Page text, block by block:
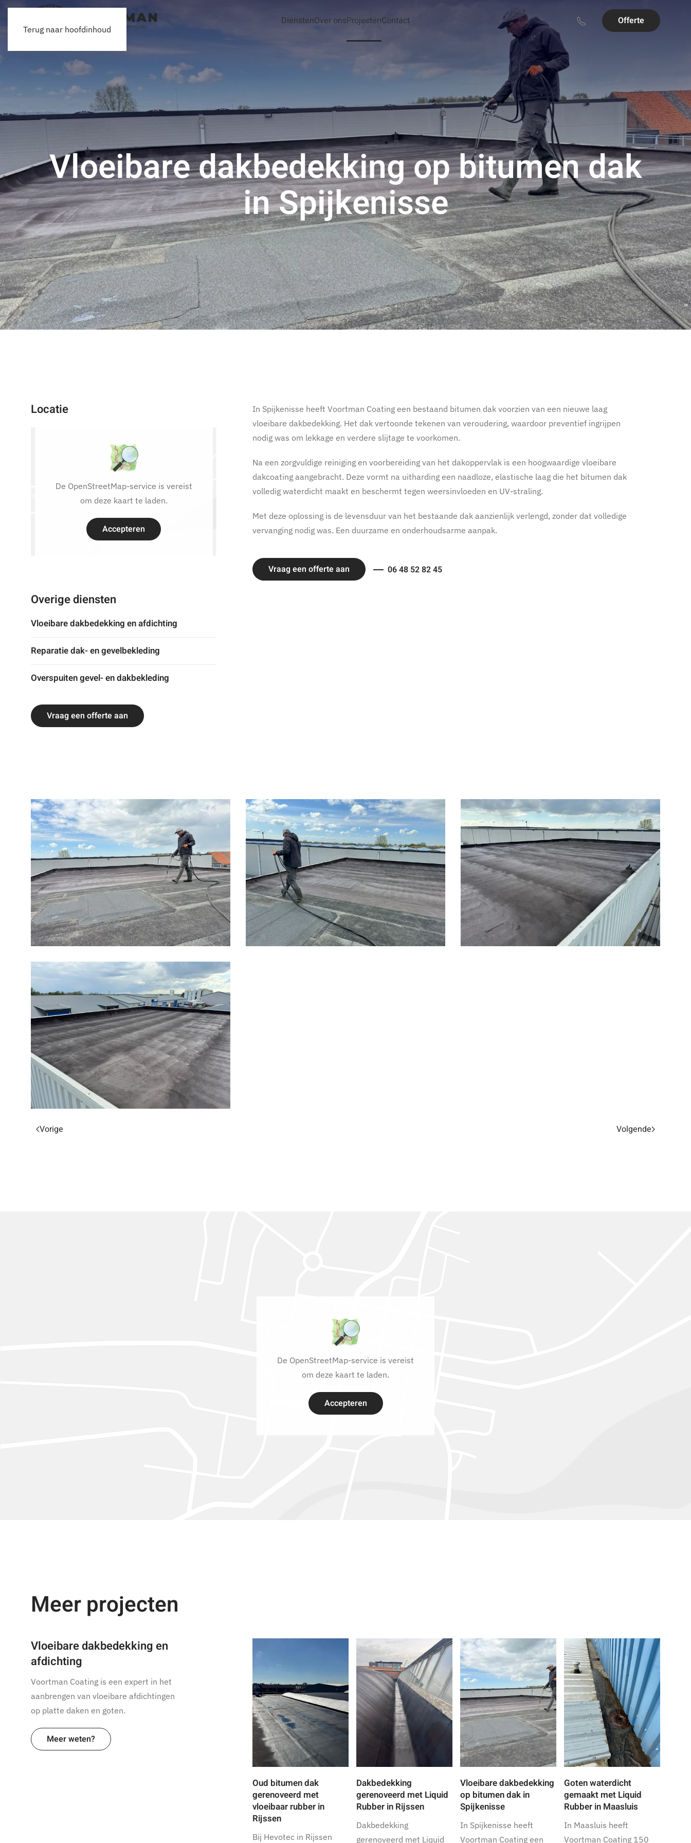
Terug naar hoofdinhoud
DienstenOver onsProjectenContact Offerte
Vloeibare dakbedekking op bitumen dak
in Spijkenisse
Locatie
De OpenStreetMap-service is vereist
om deze kaart te laden.
Accepteren
Overige diensten
Vloeibare dakbedekking en afdichting
Reparatie dak- en gevelbekleding
Overspuiten gevel- en dakbekleding
Vraag een offerte aan
In Spijkenisse heeft Voortman Coating een bestaand bitumen dak voorzien van een nieuwe laag
vloeibare dakbedekking. Het dak vertoonde tekenen van veroudering, waardoor preventief ingrijpen
nodig was om lekkage en verdere slijtage te voorkomen.
Na een zorgvuldige reiniging en voorbereiding van het dakoppervlak is een hoogwaardige vloeibare
dakcoating aangebracht. Deze vormt na uitharding een naadloze, elastische laag die het bitumen dak
volledig waterdicht maakt en beschermt tegen weersinvloeden en UV-straling.
Met deze oplossing is de levensduur van het bestaande dak aanzienlijk verlengd, zonder dat volledige
vervanging nodig was. Een duurzame en onderhoudsarme aanpak.
Vraag een offerte aan 06 48 52 82 45
Vorige Volgende
De OpenStreetMap-service is vereist
om deze kaart te laden.
Accepteren
Meer projecten
Vloeibare dakbedekking en
afdichting
Voortman Coating is een expert in het
aanbrengen van vloeibare afdichtingen
op platte daken en goten.
Meer weten?
Oud bitumen dak
gerenoveerd met
vloeibaar rubber in
Rijssen
Bij Hevotec in Rijssen
Dakbedekking
gerenoveerd met Liquid
Rubber in Rijssen
Dakbedekking
gerenoveerd met Liquid
Vloeibare dakbedekking
op bitumen dak in
Spijkenisse
In Spijkenisse heeft
Voortman Coating een
Goten waterdicht
gemaakt met Liquid
Rubber in Maasluis
In Maasluis heeft
Voortman Coating 150